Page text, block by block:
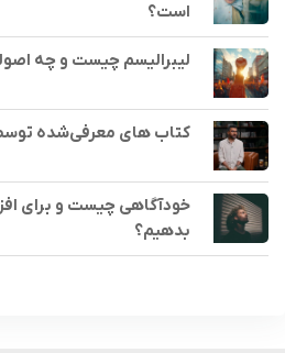
است؟
لیبرالیسم چیست و چه
کتاب های معرفی‌شده
خودآگاهی چیست و برای
بدهیم؟